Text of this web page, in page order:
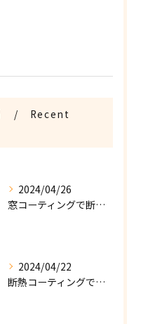
Recent
2024/04/26
窓コーティングで断熱性を向上！快適な室内環境への第一歩！
2024/04/22
断熱コーティングで窓の結露を解消！快適な室内環境の実現！